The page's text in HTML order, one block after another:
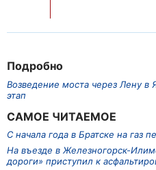
Подробно
Возведение моста через Лену в
этап
САМОЕ ЧИТАЕМОЕ
С начала года в Братске на газ
На въезде в Железногорск-
дороги» приступил к